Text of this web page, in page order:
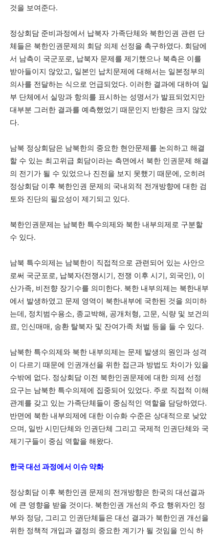
것을 보여준다.
정상회담 준비과정에서 납북자 가족단체와 북한인권 관련 단
체들은 북한인권문제의 회담 의제 선정을 촉구하였다. 회담에
서 남측이 국군포로, 납북자 문제를 제기했으나 북측은 이를
받아들이지 않았고, 일본인 납치문제에 대해서는 일본정부의
의사를 전달하는 식으로 언급되었다. 이러한 결과에 대하여 일
부 단체에서 실망과 항의를 표시하는 성명서가 발표되었지만
대부분 그러한 결과를 예측했었기 때문인지 반향은 크지 않았
다.
남북 정상회담은 남북한의 중요한 현안문제를 논의하고 해결
할 수 있는 최고위급 회담이라는 측면에서 북한 인권문제 해결
의 전기가 될 수 있었으나 진전을 보지 못했기 때문에, 오히려
정상회담 이후 북한인권 문제의 국내외적 전개방향에 대한 검
토와 진단의 필요성이 제기되고 있다.
북한인권문제는 남북한 특수의제와 북한 내부의제로 구분할
수 있다.
남북 특수의제는 남북한이 직접적으로 관련되어 있는 사안으
로써 국군포로, 납북자(전쟁시기, 전쟁 이후 시기, 외국인), 이
산가족, 비전향 장기수를 의미한다. 북한 내부의제는 북한내부
에서 발생하였고 문제 영역이 북한내부에 국한된 것을 의미하
는데, 정치범수용소, 종교박해, 공개처형, 고문, 식량 및 보건의
료, 인신매매, 송환 탈북자 및 잔여가족 처벌 등을 들 수 있다.
남북한 특수의제와 북한 내부의제는 문제 발생의 원인과 성격
이 다르기 때문에 인권개선을 위한 접근과 방법도 차이가 있을
수밖에 없다. 정상회담 이전 북한인권문제에 대한 의제 선정
요구는 남북한 특수의제에 집중되어 있었다. 주로 직접적 이해
관계를 갖고 있는 가족단체들이 중심적인 역할을 담당하였다.
반면에 북한 내부의제에 대한 이슈화 수준은 상대적으로 낮았
으며, 일반 시민단체와 인권단체 그리고 국제적 인권단체와 국
제기구들이 중심 역할을 해왔다.
한국 대선 과정에서 이슈 약화
정상회담 이후 북한인권 문제의 전개방향은 한국의 대선결과
에 큰 영향을 받을 것이다. 북한인권 개선의 주요 행위자인 정
부와 정당, 그리고 인권단체들은 대선 결과가 북한인권 개선을
위한 정책적 개입과 결정의 중요한 계기가 될 것임을 인식 하